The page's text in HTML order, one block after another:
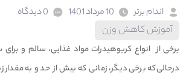
اندام برتر
آموزش کاهش وزن
برخی از انواع کربوهیدرات مواد غذایی، سالم و
درحالی‌که برخی دیگر، زمانی که بیش از حد و به